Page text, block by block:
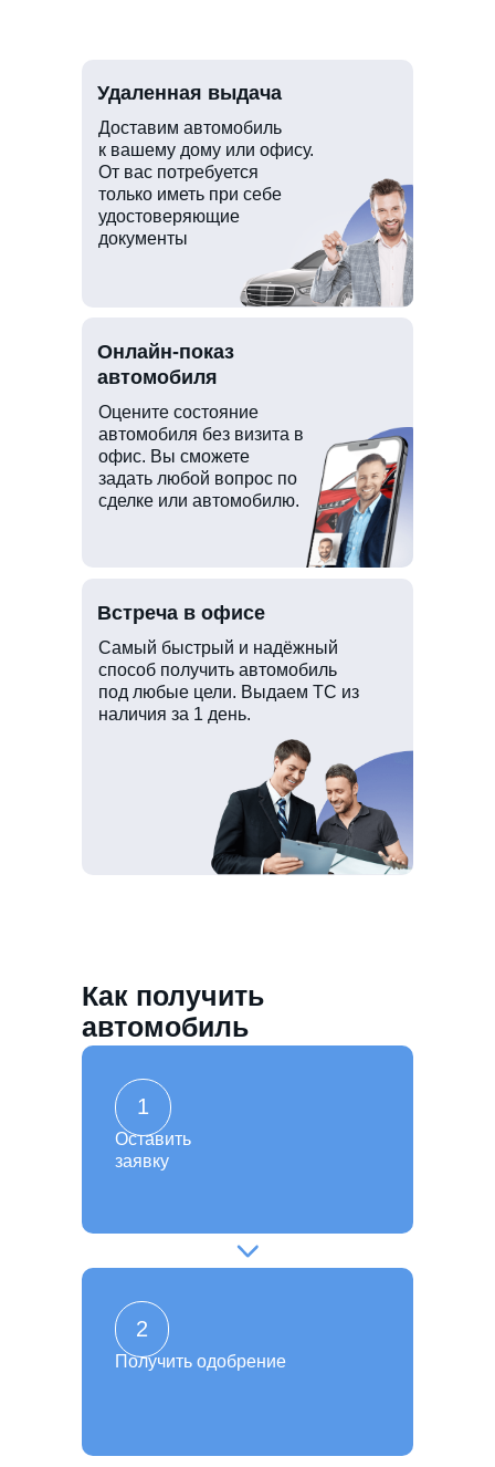
Доставим автомобиль
к вашему дому или офису.
От вас потребуется
только иметь при себе
удостоверяющие
документы
Оцените состояние
автомобиля без визита в
офис. Вы сможете
задать любой вопрос по
сделке или автомобилю.
Самый быстрый и надёжный
способ получить автомобиль
под любые цели. Выдаем ТС из
наличия за 1 день.
Удаленная выдача
Онлайн-показ
автомобиля
Встреча в офисе
Как получить
автомобиль
Получить одобрение
2
Оставить
заявку
1